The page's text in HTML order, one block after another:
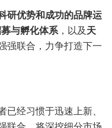
研优势和成功的品牌运
与孵化体系，以及天
强联合，力争打造下一
经习惯于迅速上新、